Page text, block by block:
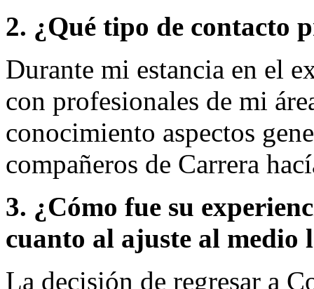
2. ¿Qué tipo de contacto
Durante mi estancia en el
con profesionales de mi
conocimiento aspectos
compañeros de Carrera
3. ¿Cómo fue su
cuanto al ajuste al medio
La decisión de regresar a